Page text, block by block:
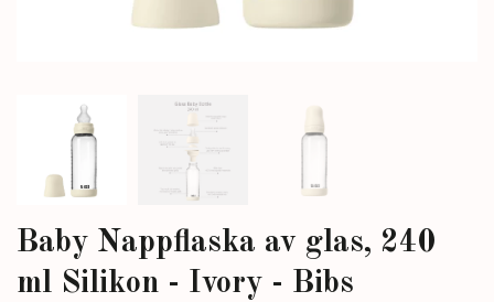
Baby Nappflaska av glas, 240
ml Silikon - Ivory - Bibs